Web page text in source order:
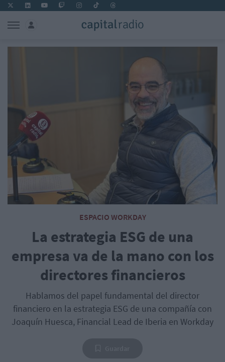
ESPACIO WORKDAY
La estrategia ESG de una
empresa va de la mano con los
directores financieros
Hablamos del papel fundamental del director
financiero en la estrategia ESG de una compañía con
Joaquín Huesca, Financial Lead de Iberia en Workday